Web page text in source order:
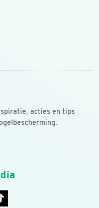
acties en tips